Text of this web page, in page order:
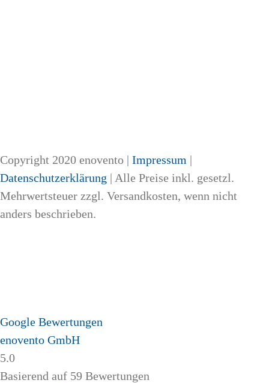
Copyright 2020 enovento | Impressum |
Datenschutzerklärung | Alle Preise inkl. gesetzl.
Mehrwertsteuer zzgl. Versandkosten, wenn nicht
anders beschrieben.
Google Bewertungen
enovento GmbH
5.0
Basierend auf 59 Bewertungen